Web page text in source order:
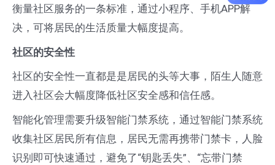
衡量社区服务的一条标准，通过小程序、手机APP解
决，可将居民的生活质量大幅度提高。
社区的安全性
社区的安全性一直都是是居民的头等大事，陌生人随意
进入社区会大幅度降低社区安全感和信任感。
智能化管理需要升级智能门禁系统，通过智能门禁系统
收集社区居民所有信息，居民无需再携带门禁卡，人脸
识别即可快速通过，避免了“钥匙丢失”、“忘带门禁
个
问
题